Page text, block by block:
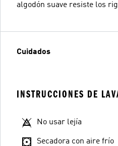
algodón suave resiste los
Cuidados
INSTRUCCIONES DE
No usar lejía
Secadora con aire frío